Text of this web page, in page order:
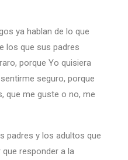
ya hablan de lo que
los que sus padres
porque Yo quisiera
seguro, porque
que me guste o no, me
padres y los adultos que
responder a la